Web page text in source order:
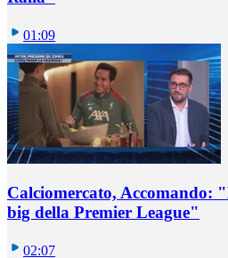
01:09
Calciomercato,
big della Premier League"
02:07